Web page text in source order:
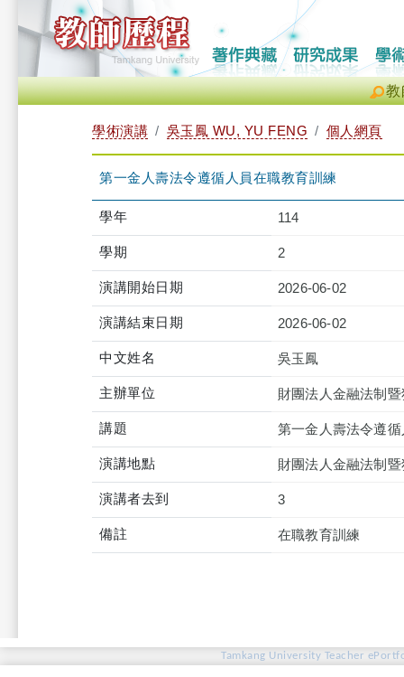
教
學術演講 吳玉鳳 WU, YU FENG 個人網頁
第一金人壽法令遵循人員在職教育訓練
學年 114
學期 2
演講開始日期 2026-06-02
演講結束日期 2026-06-02
中文姓名 吳玉鳳
主辦單位 財團法人金融法制
講題 第一金人壽法令遵
演講地點 財團法人金融法制
演講者去到 3
備註 在職教育訓練
Tamkang University Teacher